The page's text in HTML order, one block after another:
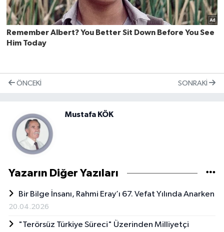
ÖNCEKI SONRAKI
Mustafa KÖK
Yazarın Diğer Yazıları
Bir Bilge İnsanı, Rahmi Eray’ı 67. Vefat Yılında Anarken
20.04.2026
"Terörsüz Türkiye Süreci" Üzerinden Milliyetçi